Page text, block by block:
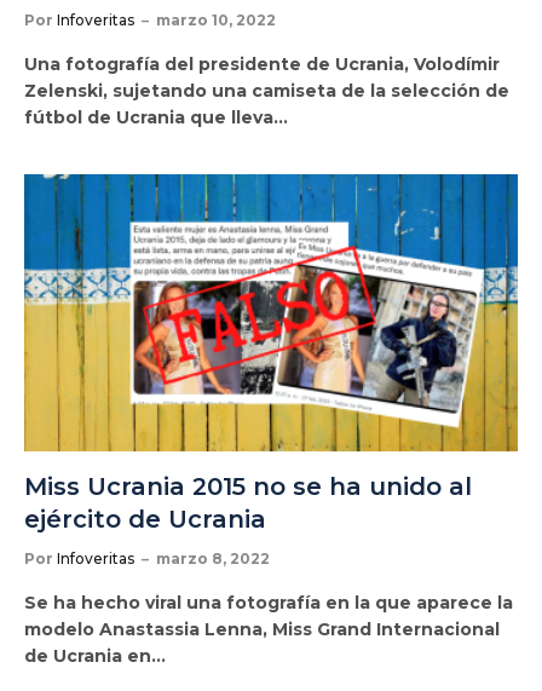
Por Infoveritas marzo 10, 2022
Una fotografía del presidente de Ucrania, Volodímir
Zelenski, sujetando una camiseta de la selección de
fútbol de Ucrania que lleva…
Miss Ucrania 2015 no se ha unido al
ejército de Ucrania
Por Infoveritas marzo 8, 2022
Se ha hecho viral una fotografía en la que aparece la
modelo Anastassia Lenna, Miss Grand Internacional
de Ucrania en…